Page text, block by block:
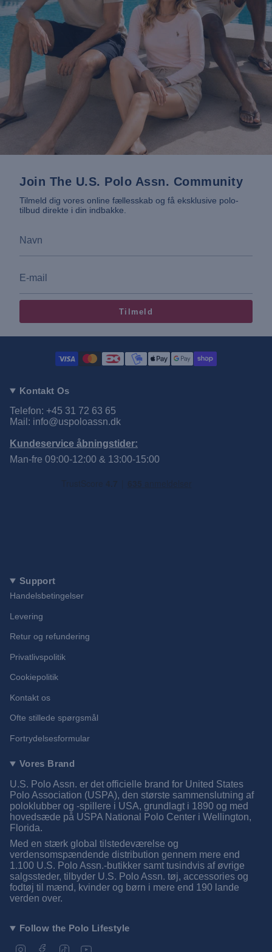
Join The U.S. Polo Assn. Community
Tilmeld dig vores online fællesskab og få eksklusive polo-
tilbud direkte i din indbakke.
Tilmeld
Kontakt Os
Telefon: +45 31 72 63 65
Mail: info@uspoloassn.dk
Kundeservice åbningstider:
Man-fre 09:00-12:00 & 13:00-15:00
Support
Handelsbetingelser
Levering
Retur og refundering
Privatlivspolitik
Cookiepolitik
Kontakt os
Ofte stillede spørgsmål
Fortrydelsesformular
Vores Brand
U.S. Polo Assn. er det officielle brand for United States
Polo Association (USPA), den største sammenslutning af
poloklubber og -spillere i USA, grundlagt i 1890 og med
hovedsæde på USPA National Polo Center i Wellington,
Florida.
Med en stærk global tilstedeværelse og
verdensomspændende distribution gennem mere end
1.100 U.S. Polo Assn.-butikker samt tusindvis af øvrige
salgssteder, tilbyder U.S. Polo Assn. tøj, accessories og
fodtøj til mænd, kvinder og børn i mere end 190 lande
verden over.
Follow the Polo Lifestyle